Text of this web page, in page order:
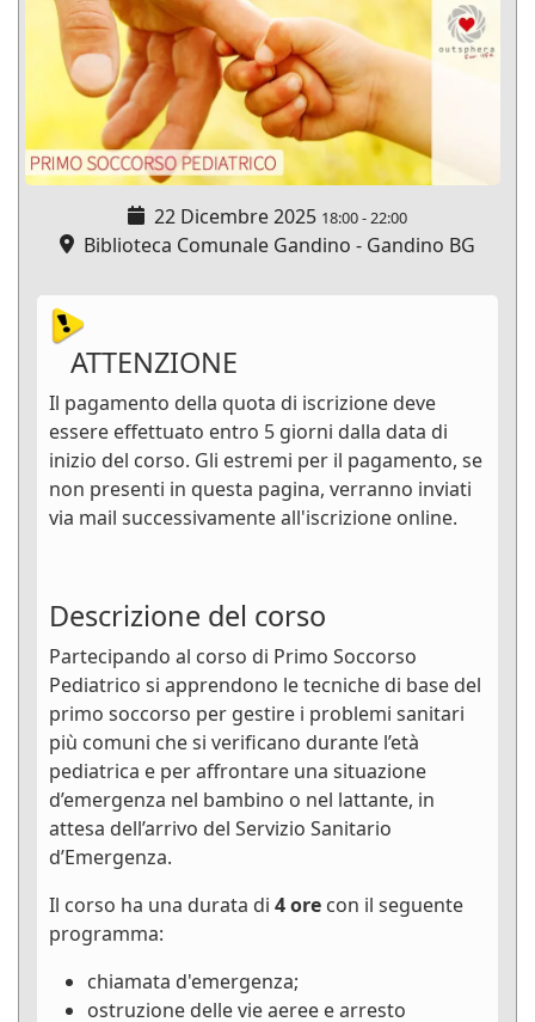
22 Dicembre 2025 18:00-22:00
Biblioteca Comunale Gandino - Gandino BG
ATTENZIONE
Il pagamento della quota di iscrizione deve
essere effettuato entro 5 giorni dalla data di
inizio del corso. Gli estremi per il pagamento, se
non presenti in questa pagina, verranno inviati
via mail successivamente all'iscrizione online.
Descrizione del corso
Partecipando al corso di Primo Soccorso
Pediatrico si apprendono le tecniche di base del
primo soccorso per gestire i problemi sanitari
più comuni che si verificano durante l’età
pediatrica e per affrontare una situazione
d’emergenza nel bambino o nel lattante, in
attesa dell’arrivo del Servizio Sanitario
d’Emergenza.
Il corso ha una durata di 4 ore con il seguente
programma:
chiamata d'emergenza;
ostruzione delle vie aeree e arresto